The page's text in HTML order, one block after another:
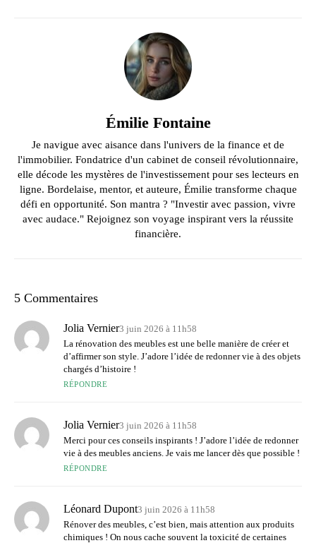
Émilie Fontaine
Je navigue avec aisance dans l'univers de la finance et de
l'immobilier. Fondatrice d'un cabinet de conseil révolutionnaire,
elle décode les mystères de l'investissement pour ses lecteurs en
ligne. Bordelaise, mentor, et auteure, Émilie transforme chaque
défi en opportunité. Son mantra ? "Investir avec passion, vivre
avec audace." Rejoignez son voyage inspirant vers la réussite
financière.
5 Commentaires
Jolia Vernier3 juin 2026 à 11h58
La rénovation des meubles est une belle manière de créer et
d’affirmer son style. J’adore l’idée de redonner vie à des objets
chargés d’histoire !
RÉPONDRE
Jolia Vernier3 juin 2026 à 11h58
Merci pour ces conseils inspirants ! J’adore l’idée de redonner
vie à des meubles anciens. Je vais me lancer dès que possible !
RÉPONDRE
Léonard Dupont3 juin 2026 à 11h58
Rénover des meubles, c’est bien, mais attention aux produits
chimiques ! On nous cache souvent la toxicité de certaines